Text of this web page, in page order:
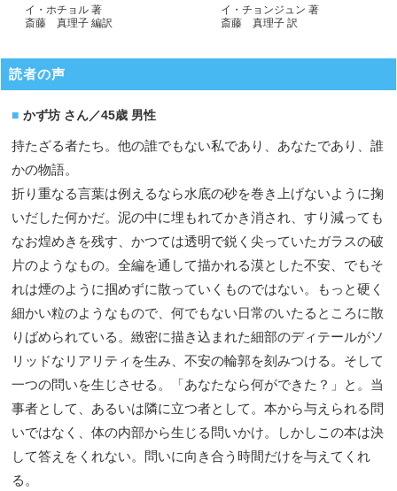
イ・ホチョル 著
斎藤 真理子 編訳
イ・チョンジュン 著
斎藤 真理子 訳
読者の声
かず坊 さん／45歳 男性
持たざる者たち。他の誰でもない私であり、あなたであり、誰
かの物語。
折り重なる言葉は例えるなら水底の砂を巻き上げないように掬
いだした何かだ。泥の中に埋もれてかき消され、すり減っても
なお煌めきを残す、かつては透明で鋭く尖っていたガラスの破
片のようなもの。全編を通して描かれる漠とした不安、でもそ
れは煙のように掴めずに散っていくものではない。もっと硬く
細かい粒のようなもので、何でもない日常のいたるところに散
りばめられている。緻密に描き込まれた細部のディテールがソ
リッドなリアリティを生み、不安の輪郭を刻みつける。そして
一つの問いを生じさせる。「あなたなら何ができた？」と。当
事者として、あるいは隣に立つ者として。本から与えられる問
いではなく、体の内部から生じる問いかけ。しかしこの本は決
して答えをくれない。問いに向き合う時間だけを与えてくれ
る。